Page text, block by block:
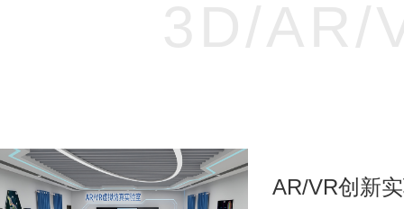
AR/VR创新